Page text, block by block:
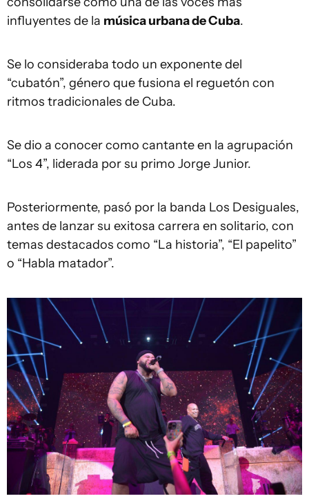
influyentes de la música urbana de Cuba.
Se lo consideraba todo un exponente del
“cubatón”, género que fusiona el reguetón con
ritmos tradicionales de Cuba.
Se dio a conocer como cantante en la agrupación
“Los 4”, liderada por su primo Jorge Junior.
Posteriormente, pasó por la banda Los Desiguales,
antes de lanzar su exitosa carrera en solitario, con
temas destacados como “La historia”, “El papelito”
o “Habla matador”.